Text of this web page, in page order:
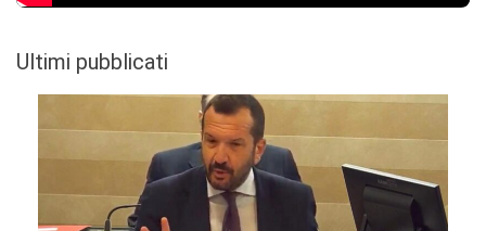
Ultimi pubblicati